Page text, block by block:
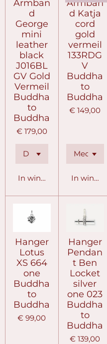
Armban
d
George
mini
leather
black
J016BL
GV Gold
Vermeil
Buddha
to
Buddha
€ 179,00
In winkelwagen
Armban
d Katja
cord
gold
vermeil
133RDG
V
Buddha
to
Buddha
€ 149,00
In
Hanger
Lotus
XS 664
one
Buddha
to
Buddha
€ 99,00
Hanger
Pendan
t Ben
Locket
silver
one 023
Buddha
to
Buddha
€ 139,00